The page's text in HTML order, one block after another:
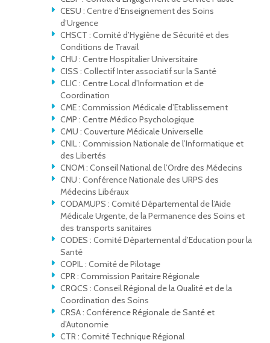
CESU : Centre d’Enseignement des Soins
d’Urgence
CHSCT : Comité d’Hygiène de Sécurité et des
Conditions de Travail
CHU : Centre Hospitalier Universitaire
CISS : Collectif Inter associatif sur la Santé
CLIC : Centre Local d’Information et de
Coordination
CME : Commission Médicale d’Etablissement
CMP : Centre Médico Psychologique
CMU : Couverture Médicale Universelle
CNIL : Commission Nationale de l’Informatique et
des Libertés
CNOM : Conseil National de l’Ordre des Médecins
CNU : Conférence Nationale des URPS des
Médecins Libéraux
CODAMUPS : Comité Départemental de l’Aide
Médicale Urgente, de la Permanence des Soins et
des transports sanitaires
CODES : Comité Départemental d’Education pour la
Santé
COPIL : Comité de Pilotage
CPR : Commission Paritaire Régionale
CRQCS : Conseil Régional de la Qualité et de la
Coordination des Soins
CRSA : Conférence Régionale de Santé et
d’Autonomie
CTR : Comité Technique Régional